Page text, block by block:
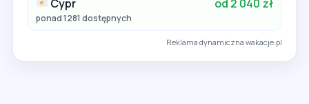
Cypr od 2 040 zł
ponad 1281 dostępnych
Reklama dynamiczna wakacje.pl